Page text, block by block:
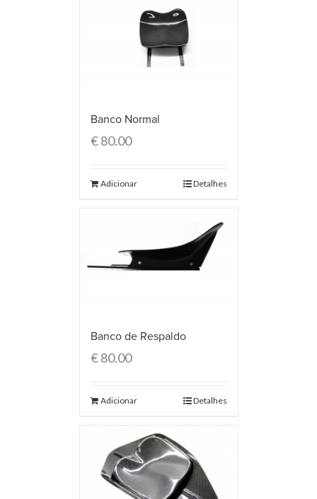
Banco Normal
€80.00
Adicionar Detalhes
Banco de Respaldo
€80.00
Adicionar Detalhes